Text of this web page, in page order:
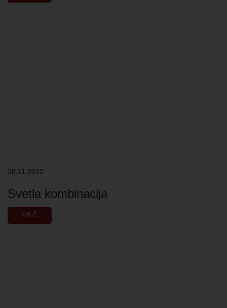
28.11.2022
Svetla kombinacija
VEČ